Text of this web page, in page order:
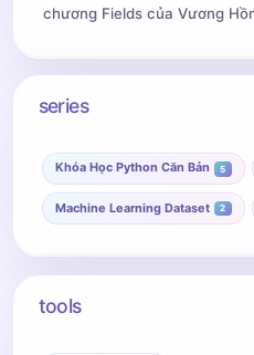
chương Fields của Vương
series
Khóa Học Python Căn Bản 5
Machine Learning Dataset 2
tools